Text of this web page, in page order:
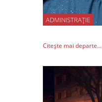
ADMINISTRAȚIE
Citește mai departe...